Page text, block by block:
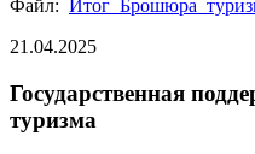
Файл:
21.04.2025
Государственная
туризма